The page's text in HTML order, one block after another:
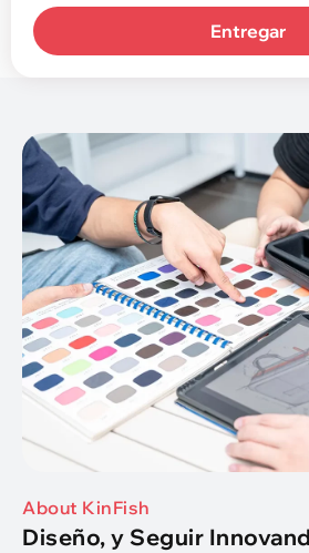
Entregar
About KinFish
Diseño, y Seguir